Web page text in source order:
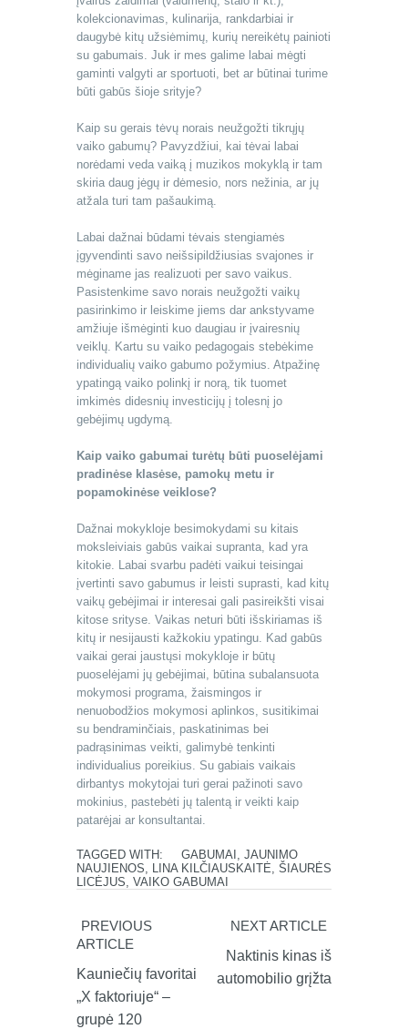
kolekcionavimas, kulinarija, rankdarbiai ir
daugybė kitų užsiėmimų, kurių nereikėtų painioti
su gabumais. Juk ir mes galime labai mėgti
gaminti valgyti ar sportuoti, bet ar būtinai turime
būti gabūs šioje srityje?
Kaip su gerais tėvų norais neužgožti tikrųjų
vaiko gabumų? Pavyzdžiui, kai tėvai labai
norėdami veda vaiką į muzikos mokyklą ir tam
skiria daug jėgų ir dėmesio, nors nežinia, ar jų
atžala turi tam pašaukimą.
Labai dažnai būdami tėvais stengiamės
įgyvendinti savo neišsipildžiusias svajones ir
mėginame jas realizuoti per savo vaikus.
Pasistenkime savo norais neužgožti vaikų
pasirinkimo ir leiskime jiems dar ankstyvame
amžiuje išmėginti kuo daugiau ir įvairesnių
veiklų. Kartu su vaiko pedagogais stebėkime
individualių vaiko gabumo požymius. Atpažinę
ypatingą vaiko polinkį ir norą, tik tuomet
imkimės didesnių investicijų į tolesnį jo
gebėjimų ugdymą.
Kaip vaiko gabumai turėtų būti puoselėjami
pradinėse klasėse, pamokų metu ir
popamokinėse veiklose?
Dažnai mokykloje besimokydami su kitais
moksleiviais gabūs vaikai supranta, kad yra
kitokie. Labai svarbu padėti vaikui teisingai
įvertinti savo gabumus ir leisti suprasti, kad kitų
vaikų gebėjimai ir interesai gali pasireikšti visai
kitose srityse. Vaikas neturi būti išskiriamas iš
kitų ir nesijausti kažkokiu ypatingu. Kad gabūs
vaikai gerai jaustųsi mokykloje ir būtų
puoselėjami jų gebėjimai, būtina subalansuota
mokymosi programa, žaismingos ir
nenuobodžios mokymosi aplinkos, susitikimai
su bendraminčiais, paskatinimas bei
padrąsinimas veikti, galimybė tenkinti
individualius poreikius. Su gabiais vaikais
dirbantys mokytojai turi gerai pažinoti savo
mokinius, pastebėti jų talentą ir veikti kaip
patarėjai ar konsultantai.
TAGGED WITH: GABUMAI
JAUNIMO
NAUJIENOS
LINA KILČIAUSKAITĖ ŠIAURĖS
LICĖJUS VAIKO GABUMAI
PREVIOUS
ARTICLE
Kauniečių favoritai
„X faktoriuje“ –
grupė 120
NEXT ARTICLE
Naktinis kinas iš
automobilio grįžta